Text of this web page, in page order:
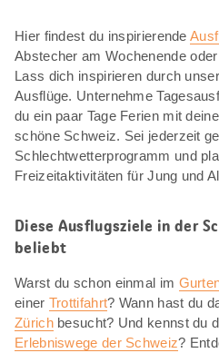
Hier findest du inspirierende
Abstecher am Wochenende
Lass dich inspirieren durch
Ausflüge. Unternehme
du ein paar Tage Ferien mit
schöne Schweiz. Sei jederzeit
Schlechtwetterprogramm und
Freizeitaktivitäten für Jung und
Diese Ausflugsziele in der
beliebt
Warst du schon einmal im
einer Trottifahrt? Wann hast du
Zürichbesucht? Und kennst du
Erlebniswege der Schweiz?